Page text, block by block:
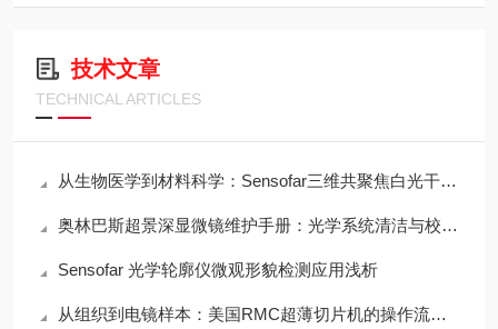
技术文章
TECHNICAL ARTICLES
从生物医学到材料科学：Sensofar三维共聚焦白光干涉仪的跨领域应用传奇
奥林巴斯超景深显微镜维护手册：光学系统清洁与校准全流程
Sensofar 光学轮廓仪微观形貌检测应用浅析
从组织到电镜样本：美国RMC超薄切片机的操作流程与刀头维护